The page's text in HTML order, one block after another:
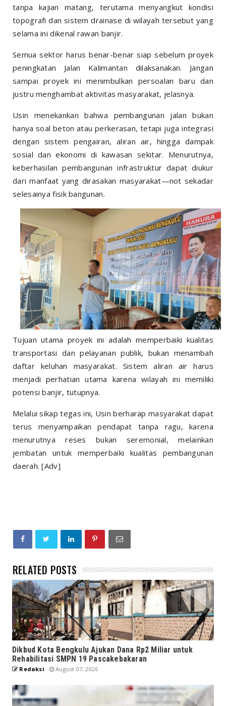
tanpa kajian matang, terutama menyangkut kondisi
topografi dan sistem drainase di wilayah tersebut yang
selama ini dikenal rawan banjir.
Semua sektor harus benar-benar siap sebelum proyek
peningkatan Jalan Kalimantan dilaksanakan. Jangan
sampai proyek ini menimbulkan persoalan baru dan
justru menghambat aktivitas masyarakat, jelasnya.
Usin menekankan bahwa pembangunan jalan bukan
hanya soal beton atau perkerasan, tetapi juga integrasi
dengan sistem pengairan, aliran air, hingga dampak
sosial dan ekonomi di kawasan sekitar. Menurutnya,
keberhasilan pembangunan infrastruktur dapat diukur
dari manfaat yang dirasakan masyarakat—not sekadar
selesainya fisik bangunan.
Tujuan utama proyek ini adalah memperbaiki kualitas
transportasi dan pelayanan publik, bukan menambah
daftar keluhan masyarakat. Sistem aliran air harus
menjadi perhatian utama karena wilayah ini memiliki
potensi banjir, tutupnya.
Melalui sikap tegas ini, Usin berharap masyarakat dapat
terus menyampaikan pendapat tanpa ragu, karena
menurutnya reses bukan seremonial, melainkan
jembatan untuk memperbaiki kualitas pembangunan
daerah. [Adv]
RELATED POSTS
Dikbud Kota Bengkulu Ajukan Dana Rp2 Miliar untuk
Rehabilitasi SMPN 19 Pascakebakaran
Redaksi August 07, 2026